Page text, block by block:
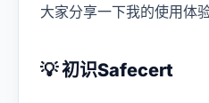
大家分享一下我的使用体验
💡 初识Safecert